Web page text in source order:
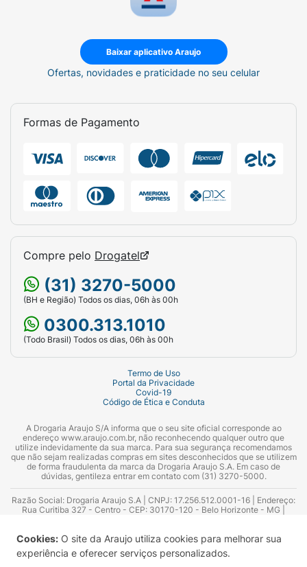
Cookies: O site da Araujo utiliza cookies para melhorar sua
experiência e oferecer serviços personalizados.
Baixar aplicativo Araujo
Ofertas, novidades e praticidade no seu celular
Formas de Pagamento
Compre pelo Drogatel
(31) 3270-5000
(BH e Região) Todos os dias, 06h às 00h
0300.313.1010
(Todo Brasil) Todos os dias, 06h às 00h
Termo de Uso
Portal da Privacidade
Covid-19
Código de Ética e Conduta
A Drogaria Araujo S/A informa que o seu site oficial corresponde ao
endereço www.araujo.com.br, não reconhecendo qualquer outro que
utilize indevidamente da sua marca. Para sua segurança recomendamos
que não sejam realizadas compras em sites desconhecidos que se utilizem
de forma fraudulenta da marca da Drogaria Araujo S.A. Em caso de
dúvidas, gentileza entrar em contato com (31) 3270-5000.
Razão Social: Drogaria Araujo S.A | CNPJ: 17.256.512.0001-16 | Endereço:
Rua Curitiba 327 - Centro - CEP: 30170-120 - Belo Horizonte - MG |
Azevedo Guimarães – CRF 10.965 | Yasmin Silva Alvarenga – CRF 52.584 -
Consultor substituto: Thiago Aguiar Pinheiro - CRF Nº 13.748. Alvará
Sanitário: 2025020713 | Autorização de Funcionamento da Empresa (AFE):